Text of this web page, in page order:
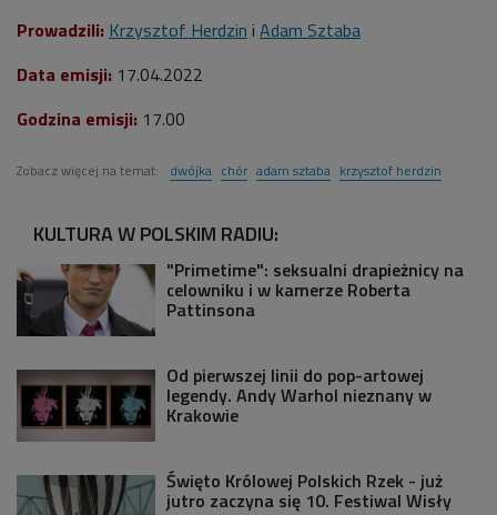
Prowadzili: Krzysztof Herdzin i Adam Sztaba
Data emisji: 17.04.2022
Godzina emisji: 17.00
Zobacz więcej na temat: dwójka chór adam sztaba krzysztof herdzin
KULTURA W POLSKIM RADIU:
"Primetime": seksualni drapieżnicy na
celowniku i w kamerze Roberta
Pattinsona
Od pierwszej linii do pop-artowej
legendy. Andy Warhol nieznany w
Krakowie
Święto Królowej Polskich Rzek - już
jutro zaczyna się 10. Festiwal Wisły